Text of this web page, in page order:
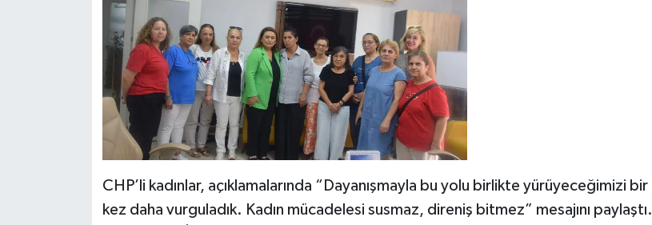
CHP’li kadınlar, açıklamalarında “Dayanışmayla bu yolu birlikte yürüyeceğimizi bir
kez daha vurguladık. Kadın mücadelesi susmaz, direniş bitmez” mesajını paylaştı.